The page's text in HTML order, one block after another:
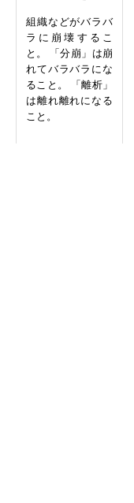
組織などがバラバ
ラに崩壊するこ
と。 「分崩」は崩
れてバラバラにな
ること。 「離析」
は離れ離れになる
こと。